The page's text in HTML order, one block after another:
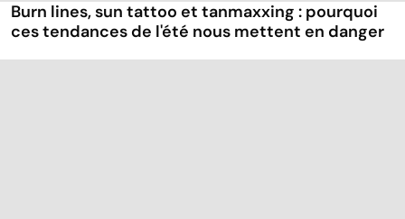
Burn lines, sun tattoo et tanmaxxing : pourquoi
ces tendances de l'été nous mettent en danger